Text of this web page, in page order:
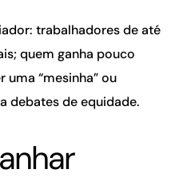
trabalhadores de até
quem ganha pouco
“mesinha” ou
debates de equidade.